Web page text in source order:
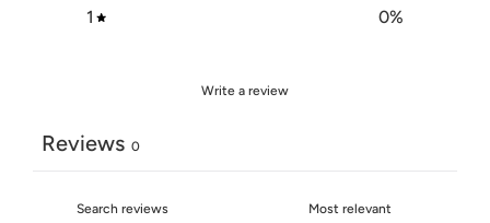
1
0%
Write a review
Reviews 0